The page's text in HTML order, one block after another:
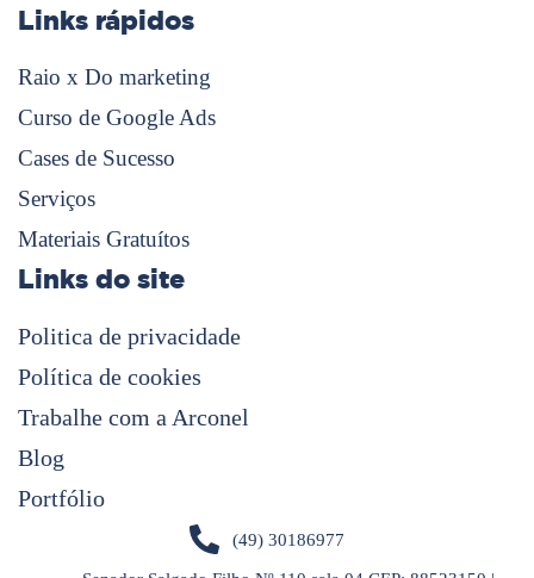
Links rápidos
Raio x Do marketing
Curso de Google Ads
Cases de Sucesso
Serviços
Materiais Gratuítos
Links do site
Politica de privacidade
Política de cookies
Trabalhe com a Arconel
Blog
Portfólio
(49) 30186977